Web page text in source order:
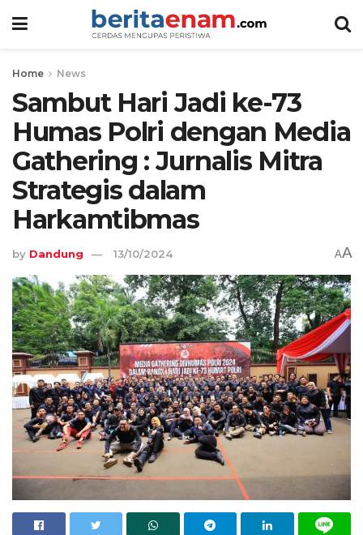
Home News
Sambut Hari Jadi ke-73
Humas Polri dengan Media
Gathering : Jurnalis Mitra
Strategis dalam
Harkamtibmas
by Dandung 13/10/2024 AA